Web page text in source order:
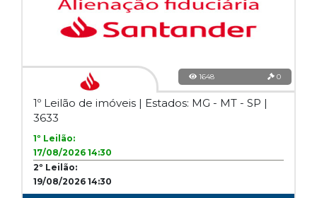
1648 0
1º Leilão de imóveis | Estados: MG - MT - SP |
3633
1º Leilão:
17/08/2026 14:30
2º Leilão:
19/08/2026 14:30